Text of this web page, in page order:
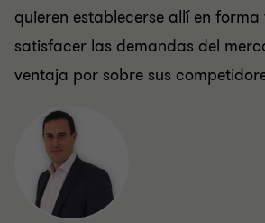
quieren establecerse allí en
satisfacer las demandas del
ventaja por sobre sus